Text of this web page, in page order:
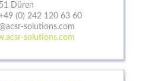
Düren
(0) 242 120 63 60
solutions.com
solutions.com